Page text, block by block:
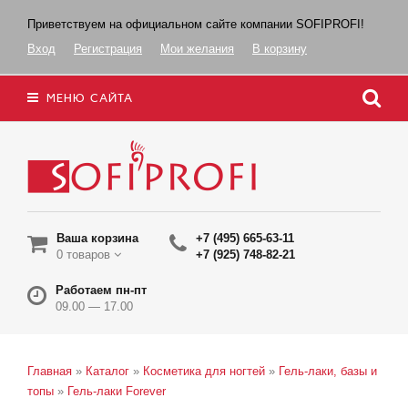
Приветствуем на официальном сайте компании SOFIPROFI!
Вход
Регистрация Мои желания В корзину
МЕНЮ САЙТА
Ваша корзина
0 товаров
+7 (495) 665-63-11
+7 (925) 748-82-21
Работаем пн-пт
09.00 — 17.00
Главная » Каталог » Косметика для ногтей » Гель-лаки, базы и
топы » Гель-лаки Forever